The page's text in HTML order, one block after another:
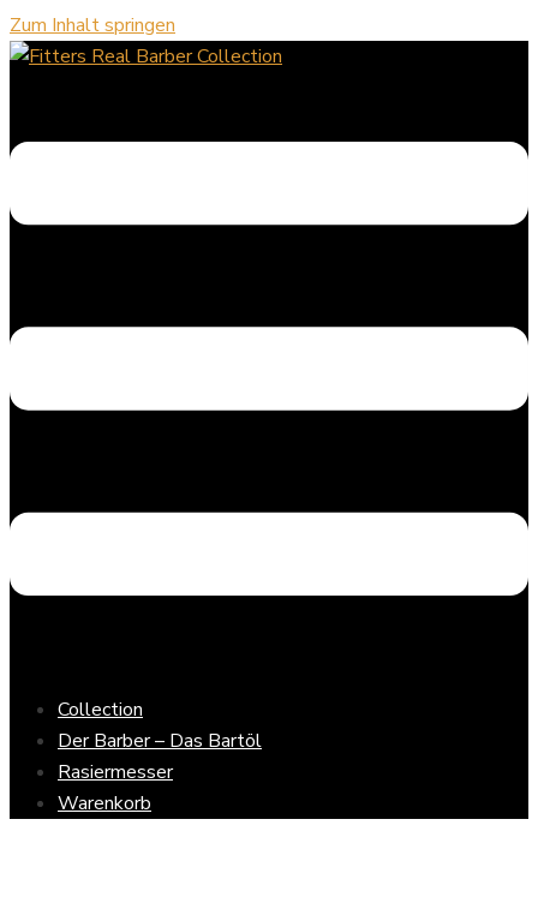
Zum Inhalt springen
Collection
Der Barber – Das Bartöl
Rasiermesser
Warenkorb